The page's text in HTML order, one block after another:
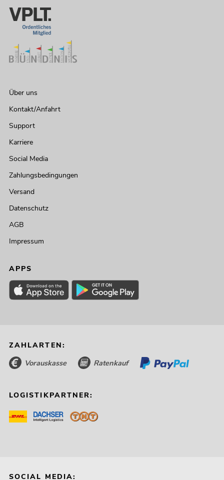
Bar
No. 51741098
EUROLITE Set 2x Stage Stand 100cm +
2x LED B-40 Strahleneffekt weiß
949,00
Über uns
Kontakt/Anfahrt
Support
Karriere
Social Media
Zahlungsbedingungen
Versand
Datenschutz
AGB
Impressum
APPS
ZAHLARTEN:
Vorauskasse Ratenkauf
LOGISTIKPARTNER:
SOCIAL MEDIA: